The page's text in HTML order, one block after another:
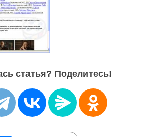
статья? Поделитесь!